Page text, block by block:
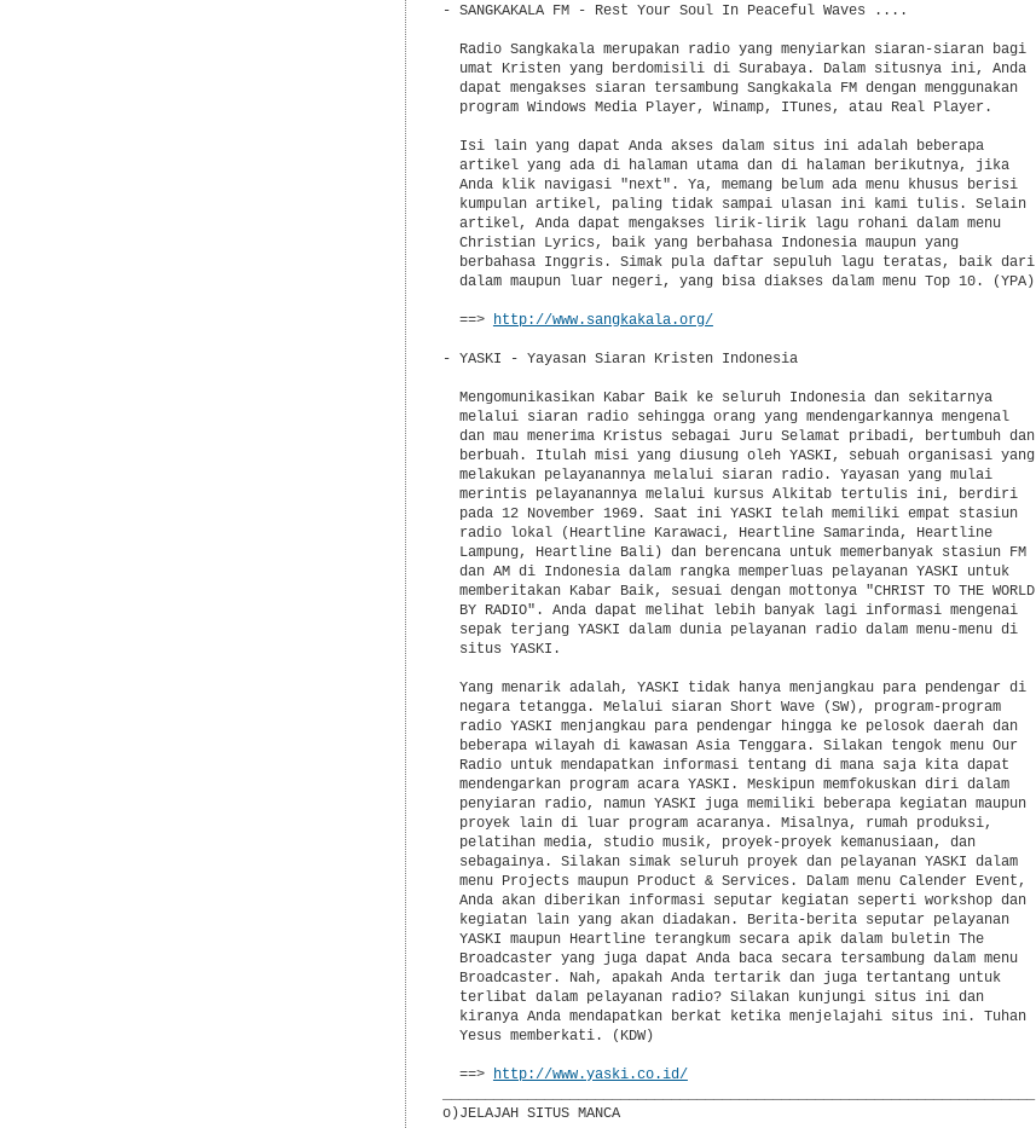
- SANGKAKALA FM - Rest Your Soul In Peaceful Waves ....
  Radio Sangkakala merupakan radio yang menyiarkan siaran-siaran bagi
  umat Kristen yang berdomisili di Surabaya. Dalam situsnya ini, Anda
  dapat mengakses siaran tersambung Sangkakala FM dengan menggunakan
  program Windows Media Player, Winamp, ITunes, atau Real Player.
  Isi lain yang dapat Anda akses dalam situs ini adalah beberapa
  artikel yang ada di halaman utama dan di halaman berikutnya, jika
  Anda klik navigasi "next". Ya, memang belum ada menu khusus berisi
  kumpulan artikel, paling tidak sampai ulasan ini kami tulis. Selain
  artikel, Anda dapat mengakses lirik-lirik lagu rohani dalam menu
  Christian Lyrics, baik yang berbahasa Indonesia maupun yang
  berbahasa Inggris. Simak pula daftar sepuluh lagu teratas, baik dari
  dalam maupun luar negeri, yang bisa diakses dalam menu Top 10. (YPA)
  ==>
http://www.sangkakala.org/
- YASKI - Yayasan Siaran Kristen Indonesia
  Mengomunikasikan Kabar Baik ke seluruh Indonesia dan sekitarnya
  melalui siaran radio sehingga orang yang mendengarkannya mengenal
  dan mau menerima Kristus sebagai Juru Selamat pribadi, bertumbuh dan
  berbuah. Itulah misi yang diusung oleh YASKI, sebuah organisasi yang
  melakukan pelayanannya melalui siaran radio. Yayasan yang mulai
  merintis pelayanannya melalui kursus Alkitab tertulis ini, berdiri
  pada 12 November 1969. Saat ini YASKI telah memiliki empat stasiun
  radio lokal (Heartline Karawaci, Heartline Samarinda, Heartline
  Lampung, Heartline Bali) dan berencana untuk memerbanyak stasiun FM
  dan AM di Indonesia dalam rangka memperluas pelayanan YASKI untuk
  memberitakan Kabar Baik, sesuai dengan mottonya "CHRIST TO THE WORLD
  BY RADIO". Anda dapat melihat lebih banyak lagi informasi mengenai
  sepak terjang YASKI dalam dunia pelayanan radio dalam menu-menu di
  situs YASKI.
  Yang menarik adalah, YASKI tidak hanya menjangkau para pendengar di
  negara tetangga. Melalui siaran Short Wave (SW), program-program
  radio YASKI menjangkau para pendengar hingga ke pelosok daerah dan
  beberapa wilayah di kawasan Asia Tenggara. Silakan tengok menu Our
  Radio untuk mendapatkan informasi tentang di mana saja kita dapat
  mendengarkan program acara YASKI. Meskipun memfokuskan diri dalam
  penyiaran radio, namun YASKI juga memiliki beberapa kegiatan maupun
  proyek lain di luar program acaranya. Misalnya, rumah produksi,
  pelatihan media, studio musik, proyek-proyek kemanusiaan, dan
  sebagainya. Silakan simak seluruh proyek dan pelayanan YASKI dalam
  menu Projects maupun Product & Services. Dalam menu Calender Event,
  Anda akan diberikan informasi seputar kegiatan seperti workshop dan
  kegiatan lain yang akan diadakan. Berita-berita seputar pelayanan
  YASKI maupun Heartline terangkum secara apik dalam buletin The
  Broadcaster yang juga dapat Anda baca secara tersambung dalam menu
  Broadcaster. Nah, apakah Anda tertarik dan juga tertantang untuk
  terlibat dalam pelayanan radio? Silakan kunjungi situs ini dan
  kiranya Anda mendapatkan berkat ketika menjelajahi situs ini. Tuhan
  Yesus memberkati. (KDW)
  ==>
http://www.yaski.co.id/
o)JELAJAH SITUS MANCA